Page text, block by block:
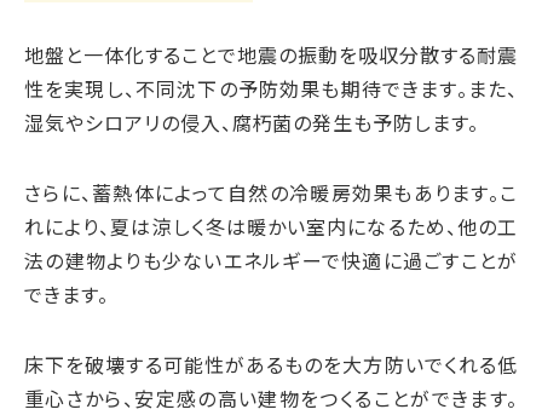
地盤と一体化することで地震の振動を吸収分散する耐震
性を実現し、不同沈下の予防効果も期待できます。また、
湿気やシロアリの侵入、腐朽菌の発生も予防します。
さらに、蓄熱体によって自然の冷暖房効果もあります。こ
れにより、夏は涼しく冬は暖かい室内になるため、他の工
法の建物よりも少ないエネルギーで快適に過ごすことが
できます。
床下を破壊する可能性があるものを大方防いでくれる低
重心さから、安定感の高い建物をつくることができます。